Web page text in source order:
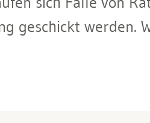
geschickt werden.